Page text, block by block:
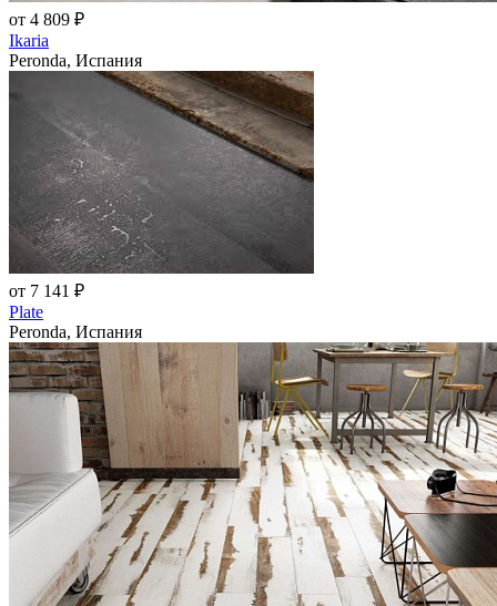
от 4 809 ₽
Ikaria
Peronda, Испания
от 7 141 ₽
Plate
Peronda, Испания